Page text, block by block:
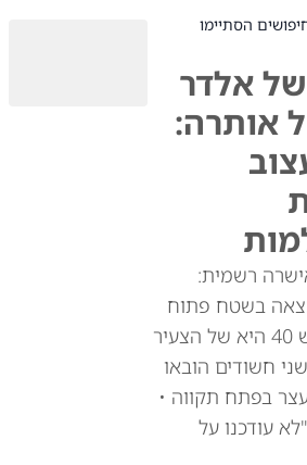
הסתיימו
של אלדר
אותרה:
רשמית:
בשטח פתוח
סמוך לכביש 40 היא של הצעיר
חשודים הובאו
בפתח תקווה •
עודכנו על